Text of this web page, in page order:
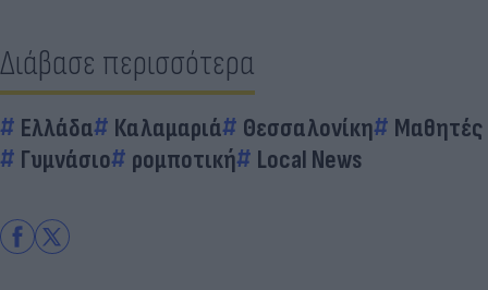
Διάβασε περισσότερα
Ελλάδα Καλαμαριά Θεσσαλονίκη
Μαθητές
Γυμνάσιο
ρομποτική Local News